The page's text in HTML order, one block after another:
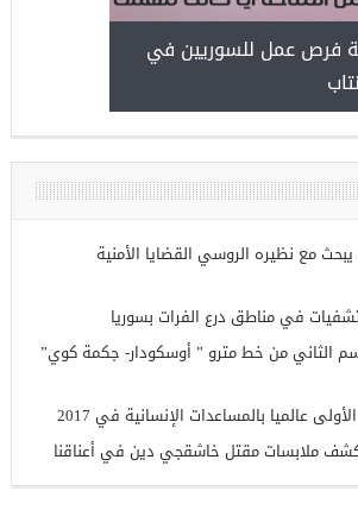
فرص عمل للسوريين في
يبحث مع نظيره الروسي القضايا الأمنية
الثاني من خط مترو ” أوسكودار- جكمة كوي”
عالميا بالمساعدات الإنسانية في 2017
كشف ملابسات مقتل خاشقجي دين في أعناقنا